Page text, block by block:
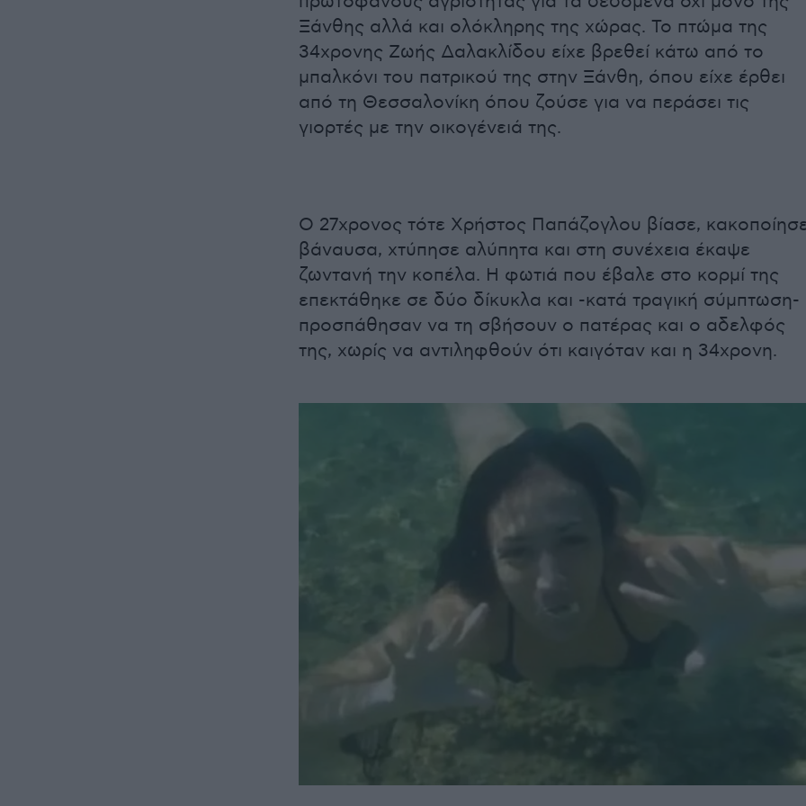
Ξάνθης αλλά και ολόκληρης της χώρας. Το πτώμα της
34χρονης Ζωής Δαλακλίδου είχε βρεθεί κάτω από το
μπαλκόνι του πατρικού της στην Ξάνθη, όπου είχε έρθει
από τη Θεσσαλονίκη όπου ζούσε για να περάσει τις
γιορτές με την οικογένειά της.
Ο 27χρονος τότε Χρήστος Παπάζογλου βίασε,
βάναυσα, χτύπησε αλύπητα και στη συνέχεια έκαψε
ζωντανή την κοπέλα. Η φωτιά που έβαλε στο κορμί της
επεκτάθηκε σε δύο δίκυκλα και -κατά τραγική σύμπτωση-
προσπάθησαν να τη σβήσουν ο πατέρας και ο αδελφός
της, χωρίς να αντιληφθούν ότι καιγόταν και η 34χρονη.